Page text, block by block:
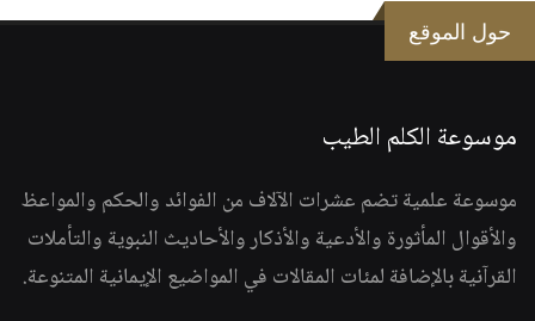
حول الموقع
موسوعة الكلم الطيب
موسوعة علمية تضم عشرات الآلاف من الفوائد والحكم والمواعظ
والأقوال المأثورة والأدعية والأذكار والأحاديث النبوية والتأملات
القرآنية بالإضافة لمئات المقالات في المواضيع الإيمانية المتنوعة.